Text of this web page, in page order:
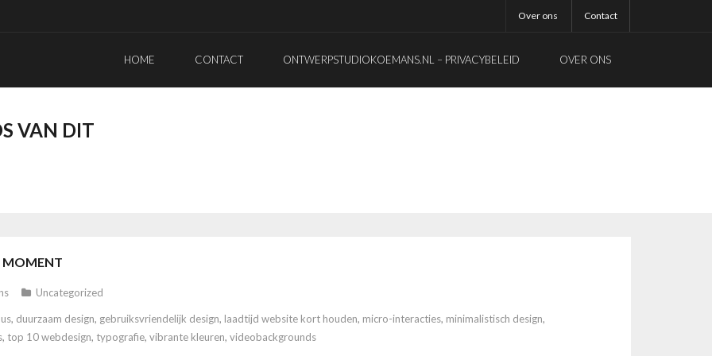
Over ons Contact
HOME CONTACT ONTWERPSTUDIOKOEMANS.NL – PRIVACYBELEID OVER ONS
VAN DIT
MOMENT
Uncategorized
, duurzaam design, gebruiksvriendelijk design, laadtijd website kort houden, micro-interacties, minimalistisch design,
, top 10 webdesign, typografie, vibrante kleuren, videobackgrounds